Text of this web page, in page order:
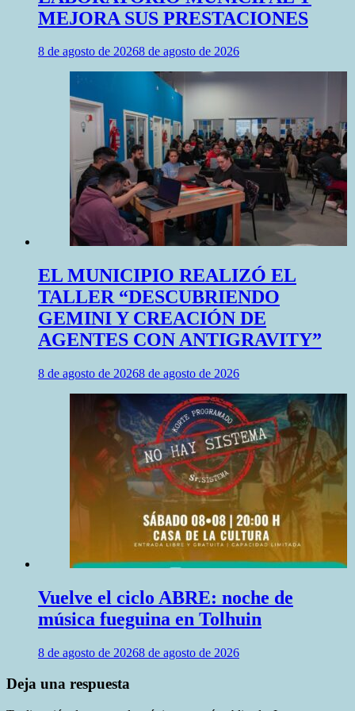
MEJORA SUS PRESTACIONES
8 de agosto de 20268 de agosto de 2026
EL MUNICIPIO REALIZÓ EL
TALLER “DESCUBRIENDO
GEMINI Y CREACIÓN DE
AGENTES CON ANTIGRAVITY”
8 de agosto de 20268 de agosto de 2026
Vuelve el ciclo ABRE: noche de
música fueguina en Tolhuin
8 de agosto de 20268 de agosto de 2026
Deja una respuesta